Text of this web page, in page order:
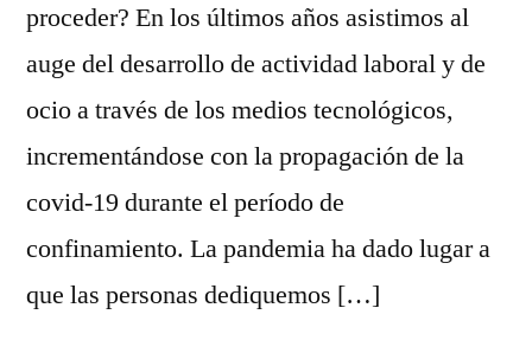
proceder? En los últimos años asistimos al
auge del desarrollo de actividad laboral y de
ocio a través de los medios tecnológicos,
incrementándose con la propagación de la
covid-19 durante el período de
confinamiento. La pandemia ha dado lugar a
que las personas dediquemos […]